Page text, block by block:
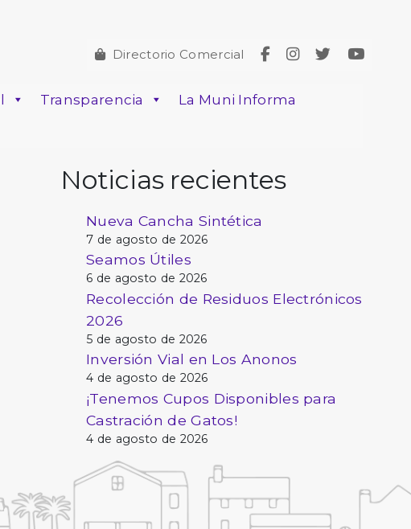
Directorio Comercial
Transparencia
La Muni Informa
Noticias recientes
Nueva Cancha Sintética
7 de agosto de 2026
Seamos Útiles
6 de agosto de 2026
Recolección de Residuos Electrónicos
2026
5 de agosto de 2026
Inversión Vial en Los Anonos
4 de agosto de 2026
¡Tenemos Cupos Disponibles para
Castración de Gatos!
4 de agosto de 2026